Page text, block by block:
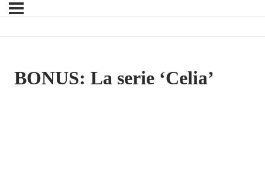
BONUS: La serie ‘Celia’